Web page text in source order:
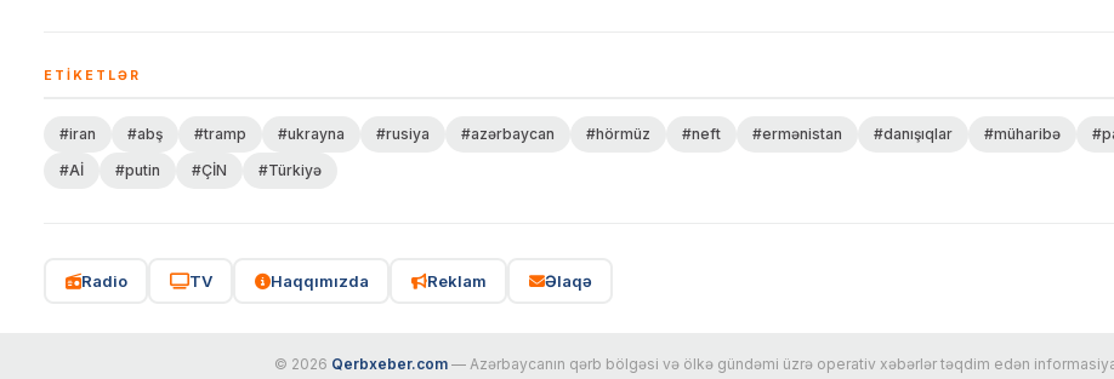
ETIKETLƏR
#iran #abş #tramp #ukrayna #rusiya #azərbaycan #hörmüz #neft #ermənistan #danışıqlar #müharibə
#Aİ
#putin #ÇİN #Türkiyə
Radio TV Haqqımızda Reklam Əlaqə
© 2026 Qerbxeber.com — Azərbaycanın qərb bölgəsi və ölkə gündəmi üzrə operativ xəbərlər təqdim edən informasiya